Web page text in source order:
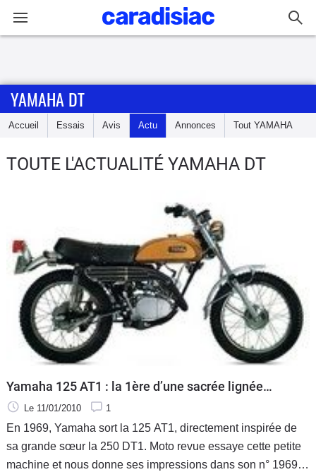
Accueil
Essais
Avis
Forum
Scooters
125
Marques
Services
Auto
YAMAHA DT
Accueil Essais Avis Actu Annonces Tout YAMAHA
TOUTE L'ACTUALITÉ YAMAHA DT
Yamaha 125 AT1 : la 1ère d’une sacrée lignée…
Le 11/01/2010 1
En 1969, Yamaha sort la 125 AT1, directement inspirée de
sa grande sœur la 250 DT1. Moto revue essaye cette petite
machine et nous donne ses impressions dans son n° 1969